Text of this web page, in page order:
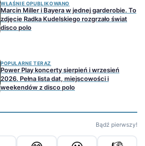
WŁAŚNIE OPUBLIKOWANO
Marcin Miller i Bayera w jednej garderobie. To
zdjęcie Radka Kudelskiego rozgrzało świat
disco polo
POPULARNE TERAZ
Power Play koncerty sierpień i wrzesień
2026. Pełna lista dat, miejscowości i
weekendów z disco polo
Bądź pierwszy!